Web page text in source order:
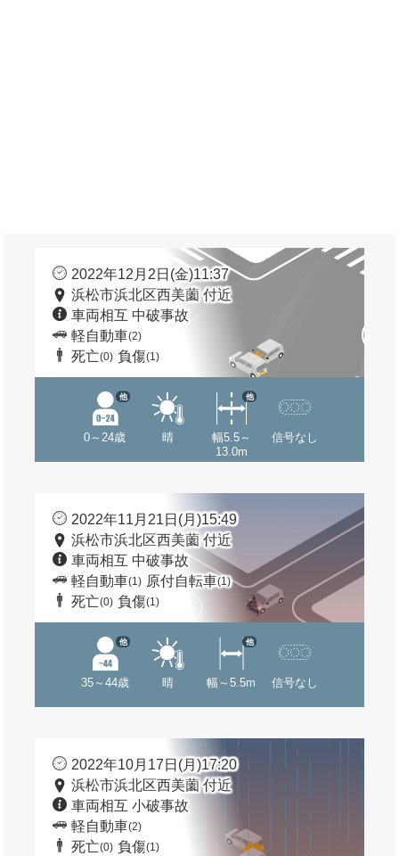
2022年12月2日(金)11:37
浜松市浜北区西美薗 付近
車両相互 中破事故
軽自動車(2)
死亡(0) 負傷(1)
0～24歳
他
晴
幅5.5～
13.0m
他
信号なし
2022年11月21日(月)15:49
浜松市浜北区西美薗 付近
車両相互 中破事故
軽自動車(1) 原付自転車(1)
死亡(0) 負傷(1)
35～44歳
他
晴 幅～5.5m
他
信号なし
2022年10月17日(月)17:20
浜松市浜北区西美薗 付近
車両相互 小破事故
軽自動車(2)
死亡(0) 負傷(1)